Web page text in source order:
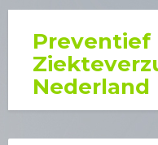
Preventief
Nederland